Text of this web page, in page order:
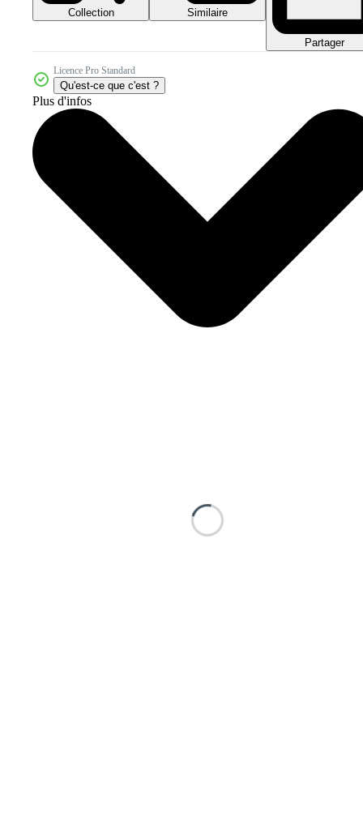
Collection Similaire
Partager
Licence Pro Standard
Qu'est-ce que c'est ?
Plus d'infos